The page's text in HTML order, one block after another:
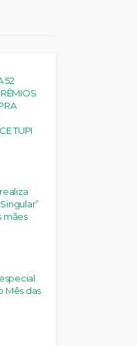
52
TUPI
mães
Mês das